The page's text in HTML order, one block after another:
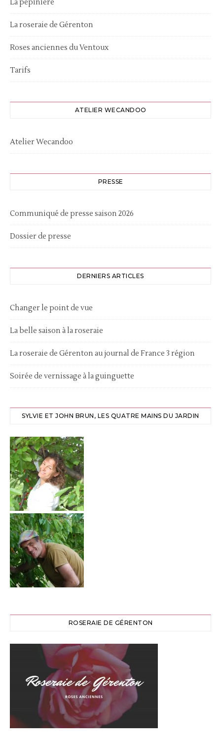
La pépinière
La roseraie de Gérenton
Roses anciennes du Ventoux
Tarifs
ATELIER WECANDOO
Atelier Wecandoo
PRESSE
Communiqué de presse saison 2026
Dossier de presse
DERNIERS ARTICLES
Changer le point de vue
La belle saison à la roseraie
La roseraie de Gérenton au journal de France 3 région
Soirée de vernissage à la guinguette
SYLVIE ET JOHN BRUN, LES QUATRE MAINS DU JARDIN
ROSERAIE DE GÉRENTON